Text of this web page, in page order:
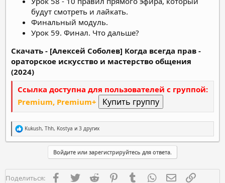
будут смотреть и лайкать.
Финальный модуль.
Урок 59. Финал. Что дальше?
Скачать - [Алексей Соболев] Когда всегда прав -
ораторское искусство и мастерство общения
(2024)
Ссылка доступна для пользователей с группой:
Premium, Premium+
Р
е
а
и
:
Kukush, Thh, Kostya и 3 других
Войдите или зарегистрируйтесь для ответа.
Поделиться: FacebookTwitter Reddit PinterestTumblr WhatsAppЭлектронная